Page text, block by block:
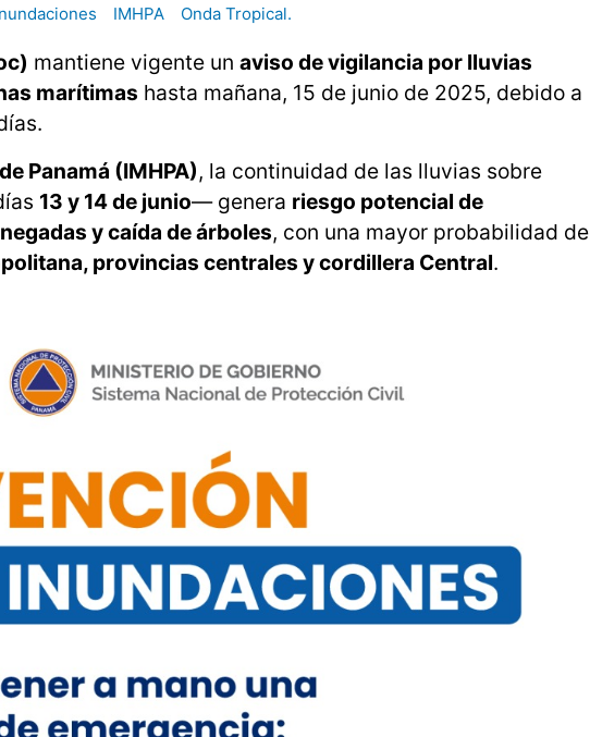
IMHPA Onda Tropical.
mantiene vigente un aviso de vigilancia por lluvias
marítimas hasta mañana, 15 de junio de 2025, debido a
Panamá (IMHPA), la continuidad de las lluvias sobre
13 y 14 de junio— genera riesgo potencial de
y caída de árboles, con una mayor probabilidad de
provincias centrales y cordillera Central.